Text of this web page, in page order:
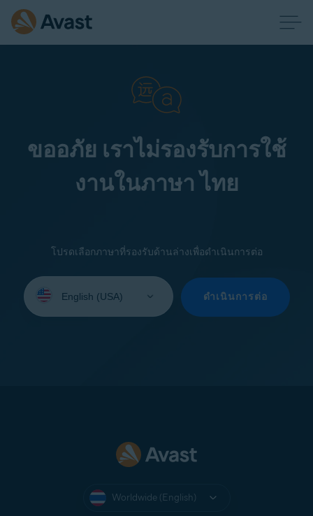
ขออภัย เราไม่รองรับการใช้
งานในภาษา ไทย
โปรดเลือกภาษาที่รองรับด้านล่างเพื่อดำเนินการต่อ
your
ดำเนินการต่อ
Worldwide (English)